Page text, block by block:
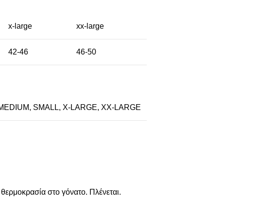
x-large xx-large
42-46 46-50
, SMALL, X-LARGE, XX-LARGE
στο γόνατο. Πλένεται.